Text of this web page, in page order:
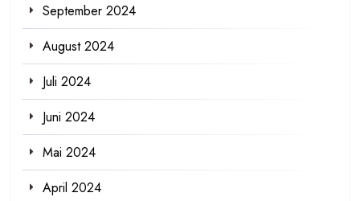
September 2024
August 2024
Juli 2024
Juni 2024
Mai 2024
April 2024